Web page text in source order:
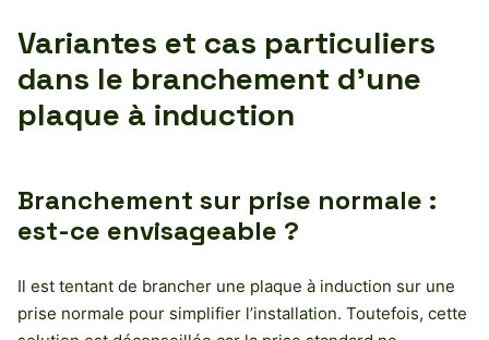
Variantes et cas particuliers
dans le branchement d’une
plaque à induction
Branchement sur prise normale :
est-ce envisageable ?
Il est tentant de brancher une plaque à induction sur une
prise normale pour simplifier l’installation. Toutefois, cette